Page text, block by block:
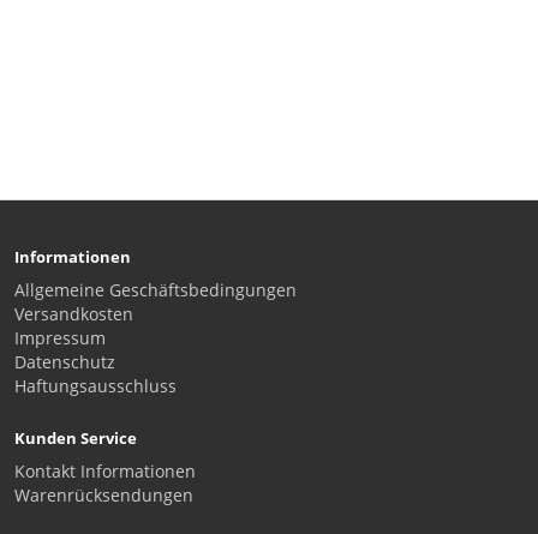
Informationen
Allgemeine Geschäftsbedingungen
Versandkosten
Impressum
Datenschutz
Haftungsausschluss
Kunden Service
Kontakt Informationen
Warenrücksendungen